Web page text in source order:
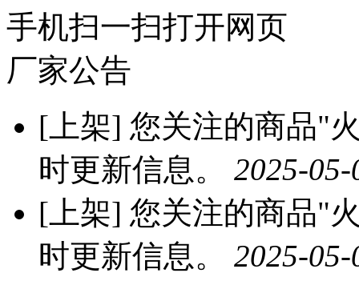
手机扫一扫打开网页
厂家公告
[上架] 您关注的商品"
时更新信息。 2025-
[上架] 您关注的商品"
时更新信息。 2025-